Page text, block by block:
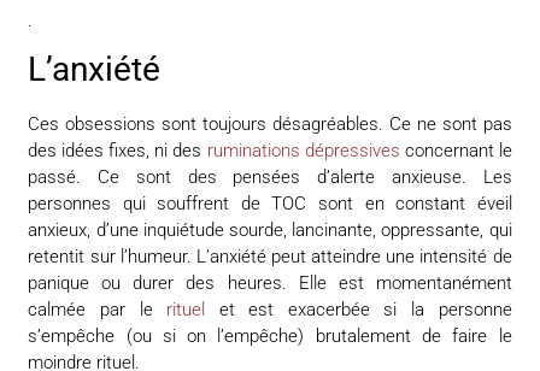
.
L’anxiété
Ces obsessions sont toujours désagréables. Ce ne sont pas
des idées fixes, ni des ruminations dépressives concernant le
passé. Ce sont des pensées d’alerte anxieuse. Les
personnes qui souffrent de TOC sont en constant éveil
anxieux, d’une inquiétude sourde, lancinante, oppressante, qui
retentit sur l’humeur. L’anxiété peut atteindre une intensité de
panique ou durer des heures. Elle est momentanément
calmée par le rituel
et est exacerbée si la personne
s’empêche (ou si on l’empêche) brutalement de faire le
moindre rituel.